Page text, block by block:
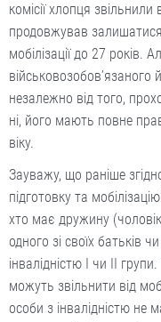
комісії хлопця
продовжував
мобілізації до 27 років.
незалежно від того,
ні, його мають повне
віку.
Зауважу, що раніше
підготовку та
хто має дружину
одного зі своїх батьків
інвалідністю I чи II
можуть звільнити від
особи з інвалідністю не